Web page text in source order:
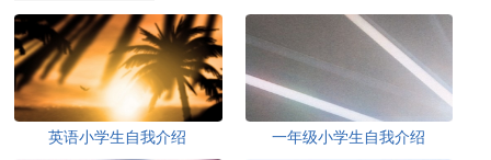
英语小学生自我介绍 一年级小学生自我介绍